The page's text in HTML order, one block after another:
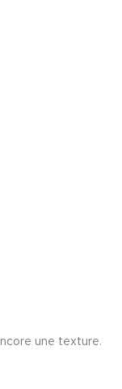
une texture.